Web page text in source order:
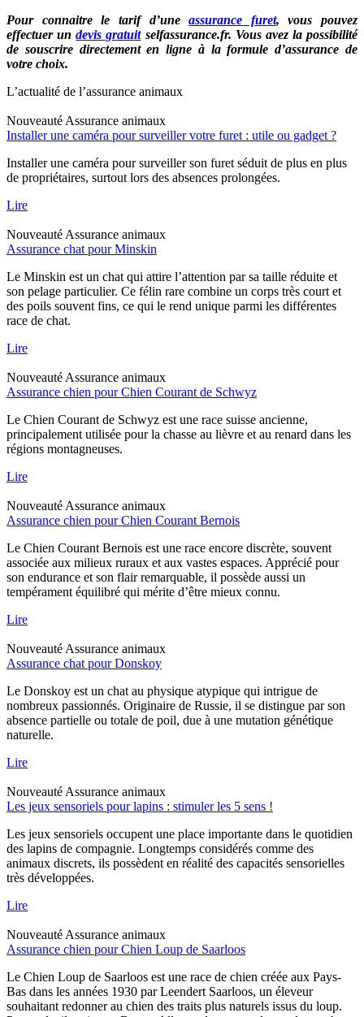
Pour connaitre le tarif d’uneassurance furet, vous pouvez
effectuer undevis gratuitselfassurance.fr. Vous avez la possibilité
de souscrire directement en ligne à la formule d’assurance de
votre choix.
L’actualité de l’assurance animaux
Nouveauté Assurance animaux
Installer une caméra pour surveiller votre furet : utile ou gadget ?
Installer une caméra pour surveiller son furet séduit de plus en plus
de propriétaires, surtout lors des absences prolongées.
Lire
Nouveauté Assurance animaux
Assurance chat pour Minskin
Le Minskin est un chat qui attire l’attention par sa taille réduite et
son pelage particulier. Ce félin rare combine un corps très court et
des poils souvent fins, ce qui le rend unique parmi les différentes
race de chat.
Lire
Nouveauté Assurance animaux
Assurance chien pour Chien Courant de Schwyz
Le Chien Courant de Schwyz est une race suisse ancienne,
principalement utilisée pour la chasse au lièvre et au renard dans les
régions montagneuses.
Lire
Nouveauté Assurance animaux
Assurance chien pour Chien Courant Bernois
Le Chien Courant Bernois est une race encore discrète, souvent
associée aux milieux ruraux et aux vastes espaces. Apprécié pour
son endurance et son flair remarquable, il possède aussi un
tempérament équilibré qui mérite d’être mieux connu.
Lire
Nouveauté Assurance animaux
Assurance chat pour Donskoy
Le Donskoy est un chat au physique atypique qui intrigue de
nombreux passionnés. Originaire de Russie, il se distingue par son
absence partielle ou totale de poil, due à une mutation génétique
naturelle.
Lire
Nouveauté Assurance animaux
Les jeux sensoriels pour lapins : stimuler les 5 sens !
Les jeux sensoriels occupent une place importante dans le quotidien
des lapins de compagnie. Longtemps considérés comme des
animaux discrets, ils possèdent en réalité des capacités sensorielles
très développées.
Lire
Nouveauté Assurance animaux
Assurance chien pour Chien Loup de Saarloos
Le Chien Loup de Saarloos est une race de chien créée aux Pays-
Bas dans les années 1930 par Leendert Saarloos, un éleveur
souhaitant redonner au chien des traits plus naturels issus du loup.